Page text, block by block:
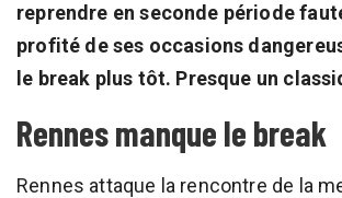
reprendre en seconde période
profité de ses occasions
le break plus tôt. Presque un
Rennes manque le break
Rennes attaque la rencontre de la